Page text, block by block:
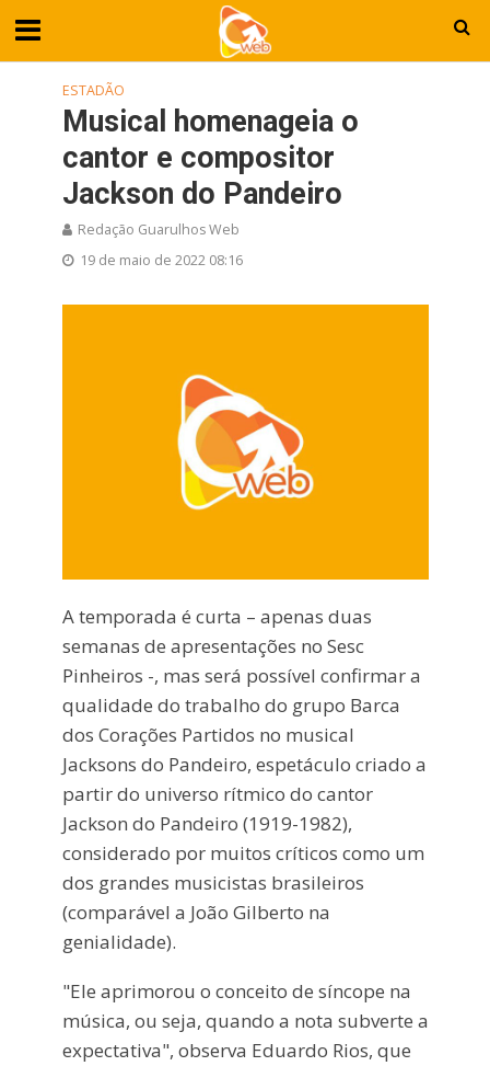
ESTADÃO
Musical homenageia o
cantor e compositor
Jackson do Pandeiro
Redação Guarulhos Web
19 de maio de 2022 08:16
A temporada é curta – apenas duas
semanas de apresentações no Sesc
Pinheiros -, mas será possível confirmar a
qualidade do trabalho do grupo Barca
dos Corações Partidos no musical
Jacksons do Pandeiro, espetáculo criado a
partir do universo rítmico do cantor
Jackson do Pandeiro (1919-1982),
considerado por muitos críticos como um
dos grandes musicistas brasileiros
(comparável a João Gilberto na
genialidade).
"Ele aprimorou o conceito de síncope na
música, ou seja, quando a nota subverte a
expectativa", observa Eduardo Rios, que